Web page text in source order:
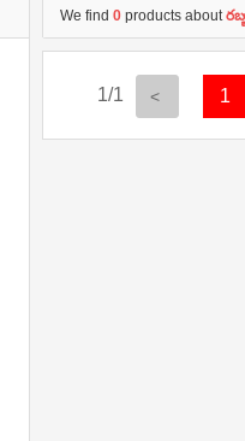
We find 0 products about
1/1 1